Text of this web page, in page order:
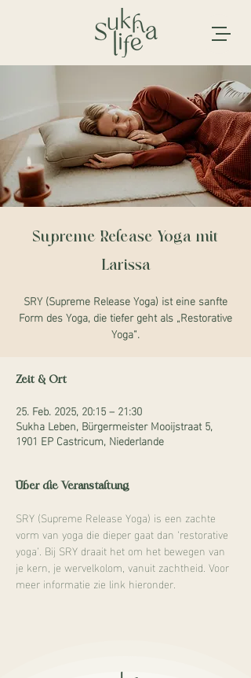
Supreme Release Yoga mit
Larissa
SRY (Supreme Release Yoga) ist eine sanfte
Form des Yoga, die tiefer geht als „Restorative
Yoga“.
Zeit & Ort
25. Feb. 2025, 20:15 – 21:30
Sukha Leben, Bürgermeister Mooijstraat 5,
1901 EP Castricum, Niederlande
Über die Veranstaltung
SRY (Supreme Release Yoga) is een zachte
vorm van yoga die dieper gaat dan ‘restorative
yoga’. Bij SRY draait het om het bewegen van
je kern, je wervelkolom, vanuit zachtheid. Voor
meer informatie zie link hieronder.